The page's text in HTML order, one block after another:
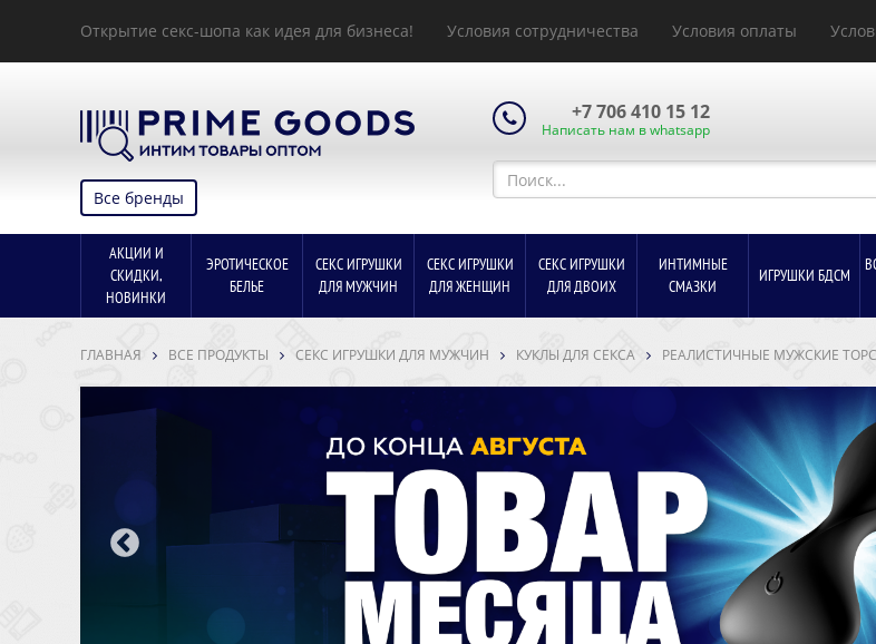
Открытие секс-шопа как идея для бизнеса! Условия сотрудничества Условия оплаты
Все бренды
+7 706 410 15 12
Написать нам в whatsapp
АКЦИИ И
СКИДКИ,
НОВИНКИ
ЭРОТИЧЕСКОЕ
БЕЛЬЕ
СЕКС ИГРУШКИ
ДЛЯ МУЖЧИН
СЕКС ИГРУШКИ
ДЛЯ ЖЕНЩИН
СЕКС ИГРУШКИ
ДЛЯ ДВОИХ
ИНТИМНЫЕ
СМАЗКИ
ИГРУШКИ БДСМ
ГЛАВНАЯ ВСЕ ПРОДУКТЫ СЕКС ИГРУШКИ ДЛЯ МУЖЧИН КУКЛЫ ДЛЯ СЕКСА РЕАЛИСТИЧНЫЕ МУЖСКИЕ